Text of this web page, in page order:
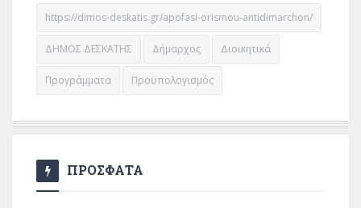
https://dimos-deskatis.gr/apofasi-orismou-antidimarchon/
ΔΗΜΟΣ ΔΕΣΚΑΤΗΣ Δήμαρχος Διοικητικά
Προγράμματα Προϋπολογισμός
ΠΡΟΣΦΑΤΑ